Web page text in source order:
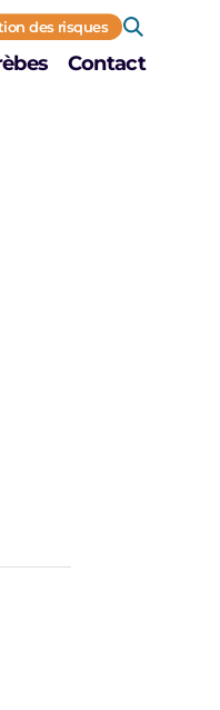
Contact
des risques